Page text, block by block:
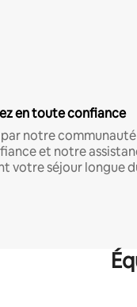
en toute confiance
par notre
et notre
votre séjour longue